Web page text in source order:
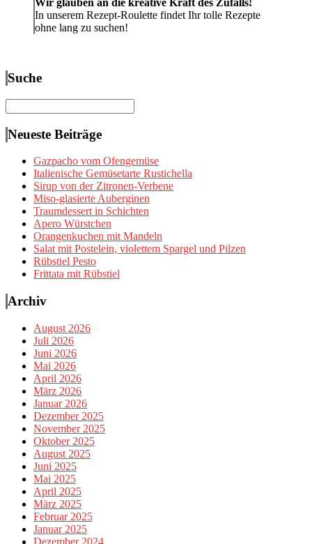
In unserem Rezept-Roulette findet Ihr tolle Rezepte
ohne lang zu suchen!
Suche
nach:
Neueste Beiträge
Gazpacho vom Ofengemüse
Italienische Gemüsetarte Rustichella
Sirup von der Zitronen-Verbene
Miso-glasierte Auberginen
Traumdessert in Schichten
Apero Würstchen
Orangenkuchen mit Mandeln
Salat mit Postelein, violettem Spargel und Pilzen
Rübstiel Pesto
Frittata mit Rübstiel
Archiv
August 2026
Juli 2026
Juni 2026
Mai 2026
April 2026
März 2026
Januar 2026
Dezember 2025
November 2025
Oktober 2025
August 2025
Juni 2025
Mai 2025
April 2025
März 2025
Februar 2025
Januar 2025
Dezember 2024